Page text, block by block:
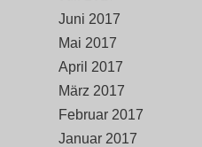
Juni 2017
Mai 2017
April 2017
März 2017
Februar 2017
Januar 2017